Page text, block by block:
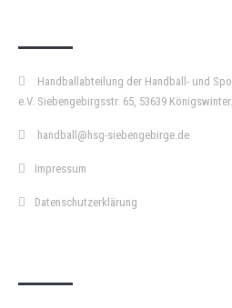
Handballabteilung der Handball- und
e.V. Siebengebirgsstr. 65, 53639 Königswinter.
handball@hsg-siebengebirge.de
Impressum
Datenschutzerklärung